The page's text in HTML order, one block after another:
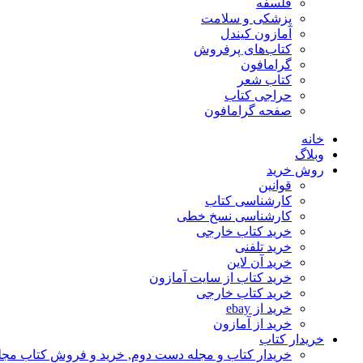
فلسفه
پزشکی و سلامت
آمازون کیندل
کتاب‌های پرفروش
گرامافون
کتاب شعر
حراجی کتاب
صفحه گرامافون
خانه
وبلاگ
روش خرید
قوانین
کارشناسی کتاب
کارشناسی نسخ خطی
خرید کتاب خارجی
خرید تلفنی
خرید آن لاین
خرید کتاب از سایت آمازون
خرید کتاب خارجی
خرید از ebay
خرید از آمازون
خریدار کتاب
خریدار کتاب و مجله دست دوم, خرید و فروش کتاب